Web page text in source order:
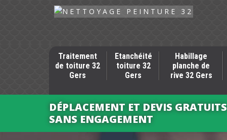
Traitement
de toiture 32
Gers
Etanchéité
toiture 32
Gers
Habillage
planche de
rive 32 Gers
DÉPLACEMENT ET DEVIS GRATUITS
SANS ENGAGEMENT